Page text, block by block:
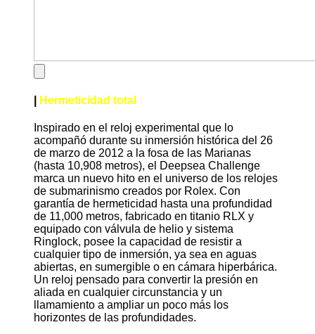
Hermeticidad total
Inspirado en el reloj experimental que lo
acompañó durante su inmersión histórica del 26
de marzo de 2012 a la fosa de las Marianas
(hasta 10,908 metros), el Deepsea Challenge
marca un nuevo hito en el universo de los relojes
de submarinismo creados por Rolex. Con
garantía de hermeticidad hasta una profundidad
de 11,000 metros, fabricado en titanio RLX y
equipado con válvula de helio y sistema
Ringlock, posee la capacidad de resistir a
cualquier tipo de inmersión, ya sea en aguas
abiertas, en sumergible o en cámara hiperbárica.
Un reloj pensado para convertir la presión en
aliada en cualquier circunstancia y un
llamamiento a ampliar un poco más los
horizontes de las profundidades.